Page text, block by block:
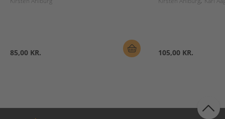
85,00 KR. 105,00 KR.